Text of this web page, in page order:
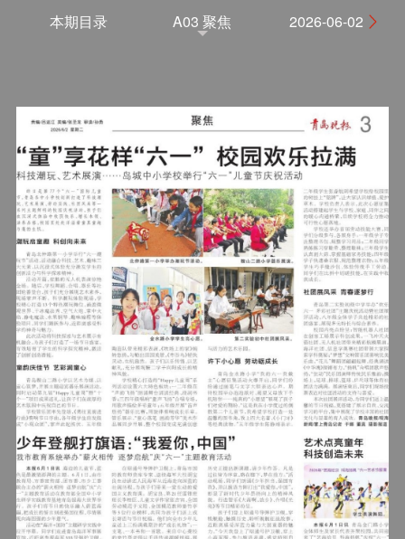
本期目录 A03 聚焦 2026-06-02